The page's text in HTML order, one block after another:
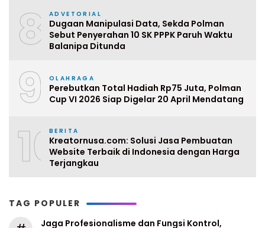
8 ADVETORIAL
Dugaan Manipulasi Data, Sekda Polman
Sebut Penyerahan 10 SK PPPK Paruh Waktu
Balanipa Ditunda
9 OLAHRAGA
Perebutkan Total Hadiah Rp75 Juta, Polman
Cup VI 2026 Siap Digelar 20 April Mendatang
10BERITA
Kreatornusa.com: Solusi Jasa Pembuatan
Website Terbaik di Indonesia dengan Harga
Terjangkau
TAG POPULER
Jaga Profesionalisme dan Fungsi Kontrol,